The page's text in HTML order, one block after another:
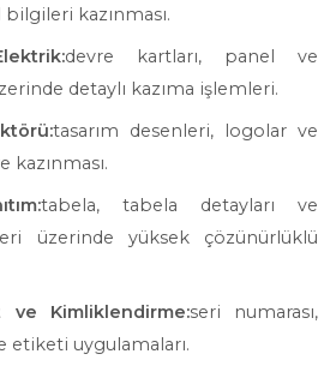
kazınması.
devre kartları, panel ve
detaylı kazıma işlemleri.
tasarım desenleri, logolar ve
tabela, tabela detayları ve
üzerinde yüksek çözünürlüklü
ve Kimliklendirme:seri numarası,
etiketi uygulamaları.